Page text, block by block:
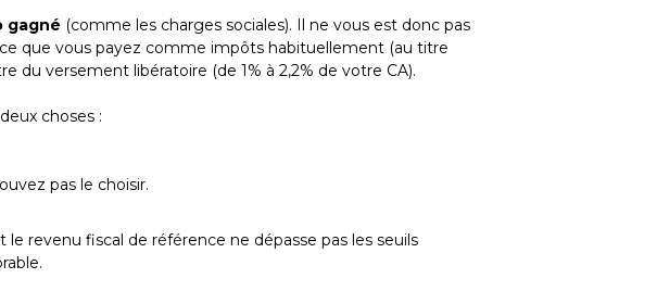
gagné (comme les charges sociales). Il ne vous est donc pas
que vous payez comme impôts habituellement (au titre
du versement libératoire (de 1% à 2,2% de votre CA).
choses :
pas le choisir.
revenu fiscal de référence ne dépasse pas les seuils